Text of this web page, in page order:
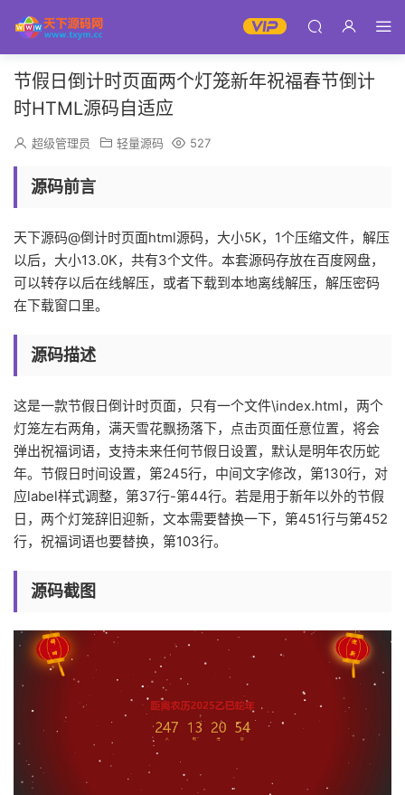
节假日倒计时页面两个灯笼新年祝福春节倒计
时HTML源码自适应
超级管理员 轻量源码 527
源码前言
天下源码@倒计时页面html源码，大小5K，1个压缩文件，解压
以后，大小13.0K，共有3个文件。本套源码存放在百度网盘，
可以转存以后在线解压，或者下载到本地离线解压，解压密码
在下载窗口里。
源码描述
这是一款节假日倒计时页面，只有一个文件\index.html，两个
灯笼左右两角，满天雪花飘扬落下，点击页面任意位置，将会
弹出祝福词语，支持未来任何节假日设置，默认是明年农历蛇
年。节假日时间设置，第245行，中间文字修改，第130行，对
应label样式调整，第37行-第44行。若是用于新年以外的节假
日，两个灯笼辞旧迎新，文本需要替换一下，第451行与第452
行，祝福词语也要替换，第103行。
源码截图